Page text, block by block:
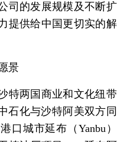
司的发展规模及不断扩
提供给中国更切实的解
景
两国商业和文化纽带
石化与沙特阿美双方同
口城市延布（Yanbu）